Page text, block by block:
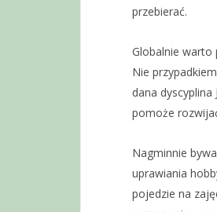
przebierać.
Globalnie warto
Nie
dana
pomoże
Nagminnie
uprawiania
pojedzie na